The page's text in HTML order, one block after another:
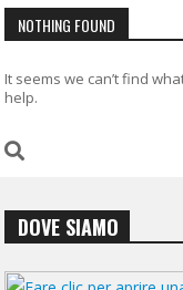
NOTHING FOUND
It seems we can’t find
help.
DOVE SIAMO